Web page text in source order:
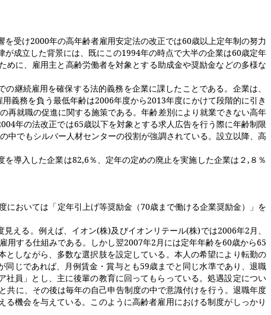
を受け2000年の高年齢者雇用安定法の改正では60歳以上定年制の努力
が成立した背景には、既にこの1994年の時点で大半の企業は60歳定年
めに、雇用主と高齢労働者を対象とする助成金や奨励金などの多様な
の継続雇用を確保する法的義務を企業に課したことである。企業は、
義務を負う最低年齢は2006年度から2013年度にかけて段階的に引き
再就職の促進に関する施策である。年齢差別により就業できない高年
年の法改正では65歳以下を対象とする求人広告を行う際に年齢制限
でもシルバー人材センターの役割が強調されている。設立以降、高
を導入した企業は82,6％、定年の定めの廃止を実施した企業は２, ８％
においては「定年引上げ等奨励金（70歳まで働ける企業奨励金）」を
見える。例えば、イオン(株)及びイオンリテール(株)では2006年2 月、
用する仕組みである。しかし翌2007年2 月には定年年齢を60歳から65
しながら、多数な選択肢を設定している。本人の希望により転勤の
同じであれば、月例賃金・賞与とも59歳までと同じ水準であり、退職
社員」とし、主に後輩の教育に回ってもらっている。処遇設定につい
共に、その後は毎年の自己申告制度の中で意識付けを行う。退職年度
機会を与えている。このように高齢者雇用における制度がしっかり